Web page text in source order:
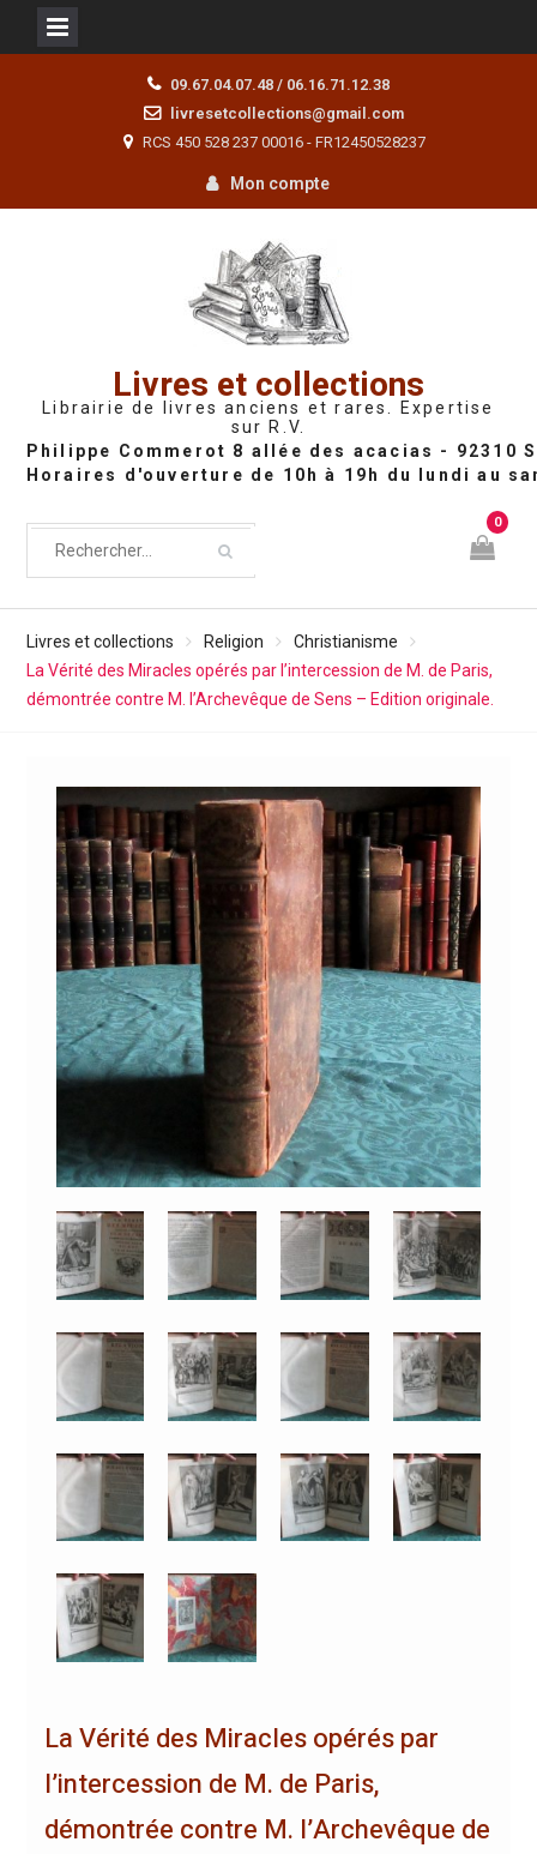
09.67.04.07.48 / 06.16.71.12.38
livresetcollections@gmail.com
RCS 450 528 237 00016 - FR12450528237
Mon compte
Livres et collections
Librairie de livres anciens et rares. Expertise
sur R.V.
0
Livres et collections Religion
Christianisme
La Vérité des Miracles opérés par l’intercession de M. de Paris,
démontrée contre M. l’Archevêque de Sens – Edition originale.
La Vérité des Miracles opérés par
l’intercession de M. de Paris,
démontrée contre M. l’Archevêque de